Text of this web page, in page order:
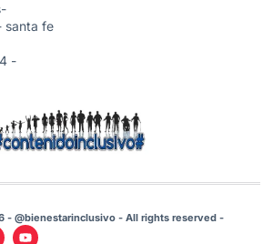
santa fe
-
- @bienestarinclusivo - All rights reserved -